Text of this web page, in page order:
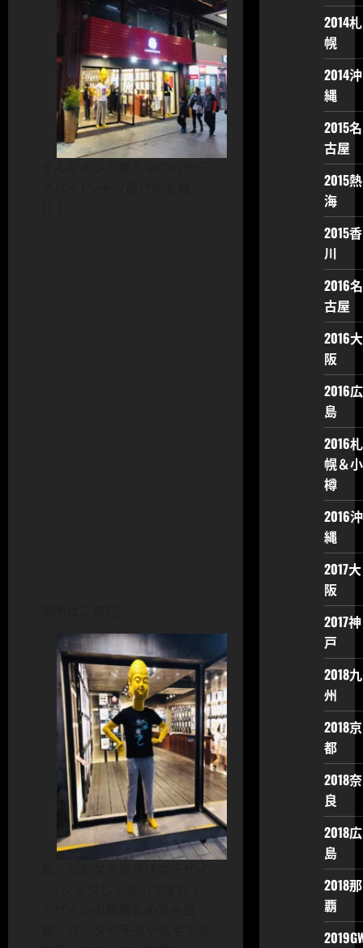
2014札
幌
2014沖
縄
2015名
古屋
2015熱
海
2015香
川
2016名
古屋
2016大
阪
2016広
島
2016札
幌＆小
樽
2016沖
縄
2017大
阪
2017神
戸
2018九
州
2018京
都
2018奈
良
2018広
島
2018那
覇